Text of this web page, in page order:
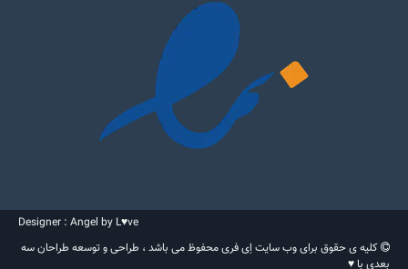
Designer : Angel by L♥ve
کلیه ی حقوق برای وب سایت اِی فری محفوظ می باشد ، طراحی و توسعه طراحان سه
بعدی با ♥